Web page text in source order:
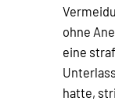
ohne
eine
hatte,